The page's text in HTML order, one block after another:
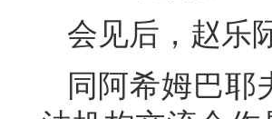
会见后，赵乐
同阿希姆巴耶